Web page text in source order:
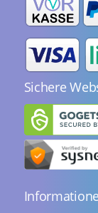
Sichere